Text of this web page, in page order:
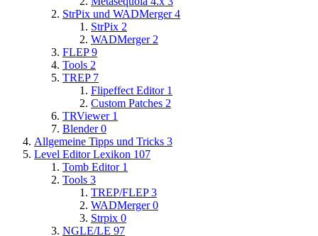
StrPix und WADMerger 4
StrPix 2
WADMerger 2
FLEP 9
Tools 2
TREP 7
Flipeffect Editor 1
Custom Patches 2
TRViewer 1
Blender 0
Allgemeine Tipps und Tricks 3
Level Editor Lexikon 107
Tomb Editor 1
Tools 3
TREP/FLEP 3
WADMerger 0
Strpix 0
NGLE/LE 97